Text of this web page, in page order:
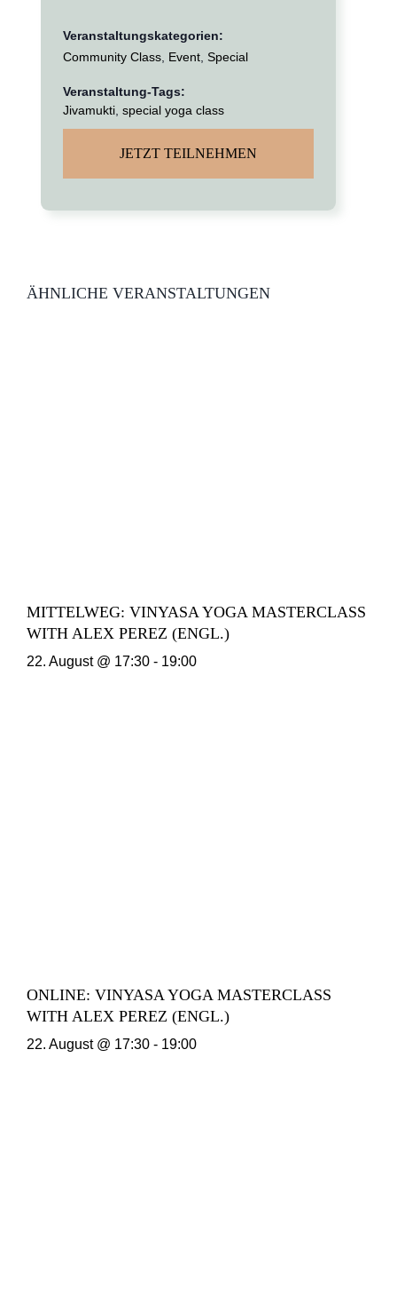
Veranstaltungskategorien:
Community Class, Event, Special
Veranstaltung-Tags:
Jivamukti, special yoga class
JETZT TEILNEHMEN
ÄHNLICHE VERANSTALTUNGEN
MITTELWEG: VINYASA YOGA MASTERCLASS
WITH ALEX PEREZ (ENGL.)
22. August @ 17:30 - 19:00
ONLINE: VINYASA YOGA MASTERCLASS
WITH ALEX PEREZ (ENGL.)
22. August @ 17:30 - 19:00